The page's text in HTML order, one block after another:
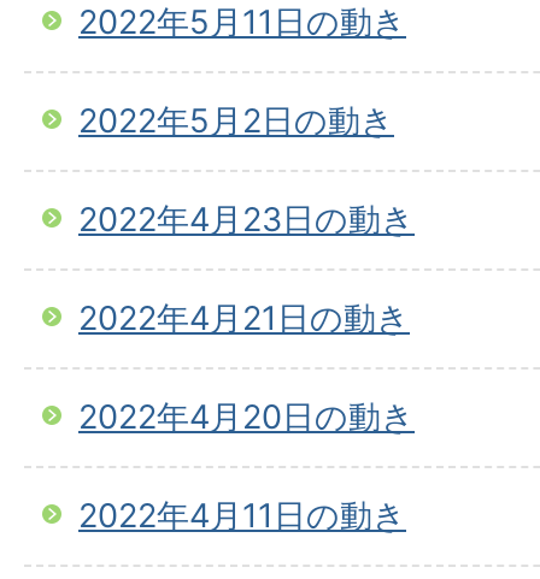
2022年5月11日の動き
2022年5月2日の動き
2022年4月23日の動き
2022年4月21日の動き
2022年4月20日の動き
2022年4月11日の動き